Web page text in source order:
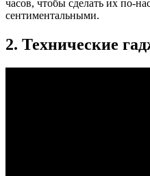
часов, чтобы сделать их по-
сентиментальными.
2. Технические